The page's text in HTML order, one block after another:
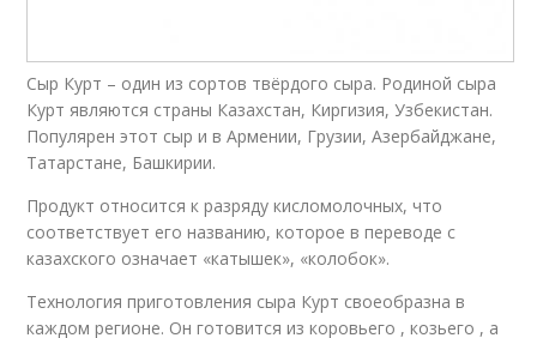
Сыр Курт – один из сортов твёрдого сыра. Родиной сыра
Курт являются страны Казахстан, Киргизия, Узбекистан.
Популярен этот сыр и в Армении, Грузии, Азербайджане,
Татарстане, Башкирии.
Продукт относится к разряду кисломолочных, что
соответствует его названию, которое в переводе с
казахского означает «катышек», «колобок».
Технология приготовления сыра Курт своеобразна в
каждом регионе. Он готовится из коровьего , козьего , а